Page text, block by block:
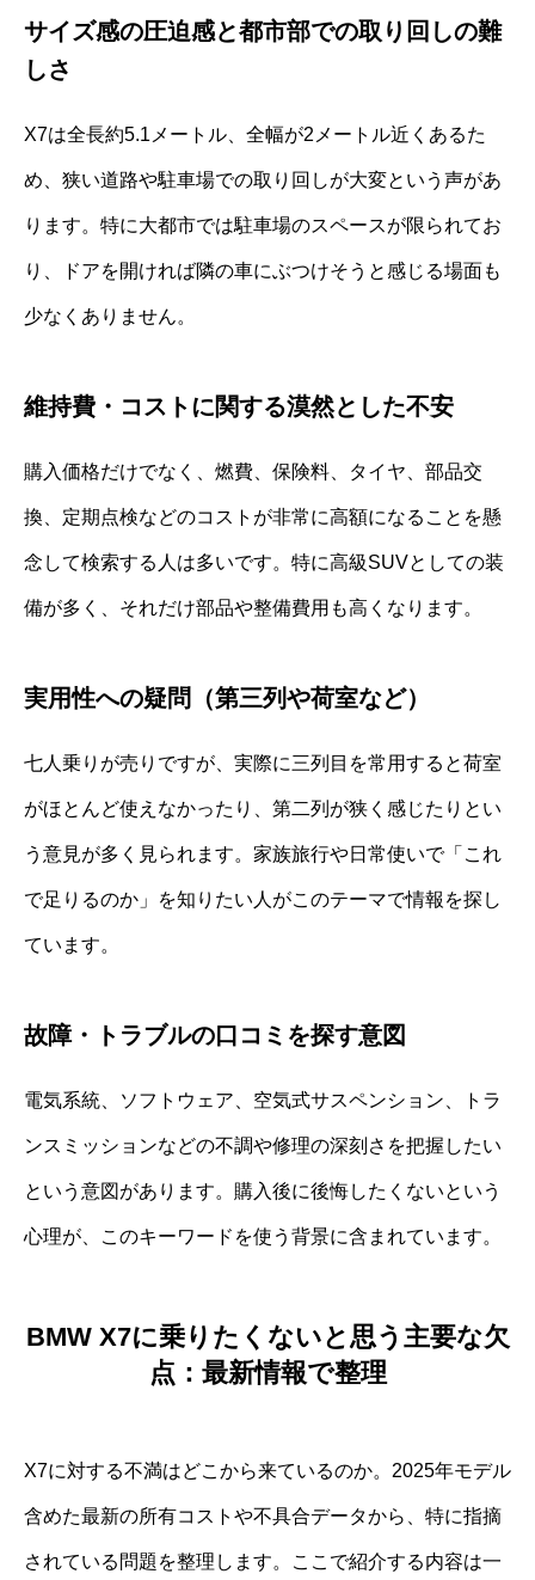
サイズ感の圧迫感と都市部での取り回しの難
しさ
X7は全長約5.1メートル、全幅が2メートル近くあるた
め、狭い道路や駐車場での取り回しが大変という声があ
ります。特に大都市では駐車場のスペースが限られてお
り、ドアを開ければ隣の車にぶつけそうと感じる場面も
少なくありません。
維持費・コストに関する漠然とした不安
購入価格だけでなく、燃費、保険料、タイヤ、部品交
換、定期点検などのコストが非常に高額になることを懸
念して検索する人は多いです。特に高級SUVとしての装
備が多く、それだけ部品や整備費用も高くなります。
実用性への疑問（第三列や荷室など）
七人乗りが売りですが、実際に三列目を常用すると荷室
がほとんど使えなかったり、第二列が狭く感じたりとい
う意見が多く見られます。家族旅行や日常使いで「これ
で足りるのか」を知りたい人がこのテーマで情報を探し
ています。
故障・トラブルの口コミを探す意図
電気系統、ソフトウェア、空気式サスペンション、トラ
ンスミッションなどの不調や修理の深刻さを把握したい
という意図があります。購入後に後悔したくないという
心理が、このキーワードを使う背景に含まれています。
BMW X7に乗りたくないと思う主要な欠
点：最新情報で整理
X7に対する不満はどこから来ているのか。2025年モデル
含めた最新の所有コストや不具合データから、特に指摘
されている問題を整理します。ここで紹介する内容は一